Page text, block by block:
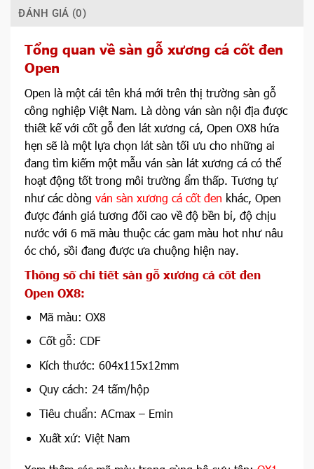
ĐÁNH GIÁ (0)
Tổng quan về sàn gỗ xương cá cốt đen
Open
Open là một cái tên khá mới trên thị trường sàn gỗ
công nghiệp Việt Nam. Là dòng ván sàn nội địa được
thiết kế với cốt gỗ đen lát xương cá, Open OX8 hứa
hẹn sẽ là một lựa chọn lát sàn tối ưu cho những ai
đang tìm kiếm một mẫu ván sàn lát xương cá có thể
hoạt động tốt trong môi trường ẩm thấp. Tương tự
như các dòng ván sàn xương cá cốt đen khác, Open
được đánh giá tương đối cao về độ bền bỉ, độ chịu
nước với 6 mã màu thuộc các gam màu hot như nâu
óc chó, sồi đang được ưa chuộng hiện nay.
Thông số chi tiết sàn gỗ xương cá cốt đen
Open OX8:
Mã màu: OX8
Cốt gỗ: CDF
Kích thước: 604x115x12mm
Quy cách: 24 tấm/hộp
Tiêu chuẩn: ACmax – Emin
Xuất xứ: Việt Nam